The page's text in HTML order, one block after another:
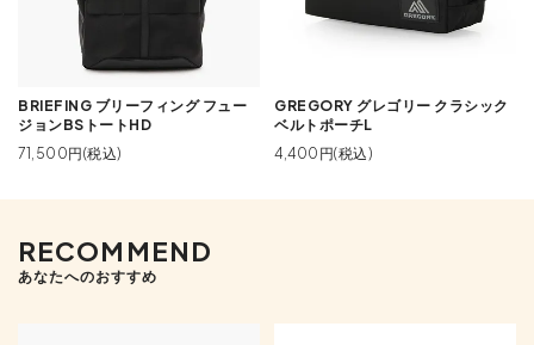
BRIEFING ブリーフィング フュー
ジョンBSトートHD
71,500円(税込)
GREGORY グレゴリー クラシック
ベルトポーチL
4,400円(税込)
RECOMMEND
あなたへのおすすめ